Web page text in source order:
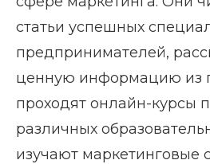
статьи успешных
предпринимателей,
ценную информацию из
проходят онлайн-курсы
различных
изучают маркетинговые